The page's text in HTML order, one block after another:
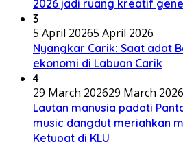
2026 jadi ruang kreatif
3
5 April 20265 April 2026
Nyangkar Carik: Saat adat
ekonomi di Labuan Carik
4
29 March 202629 March 2026
Lautan manusia padati
music dangdut meriahkan
Ketupat di KLU